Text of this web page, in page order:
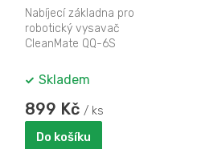
Nabíjecí základna pro
robotický vysavač
CleanMate QQ-6S
Skladem
899 Kč / ks
Do košíku